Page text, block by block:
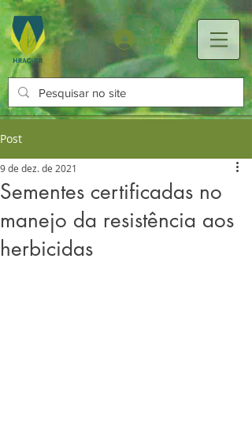
Login
Post
Sementes certificadas no
manejo da resistência aos
herbicidas
9 de dez. de 2021